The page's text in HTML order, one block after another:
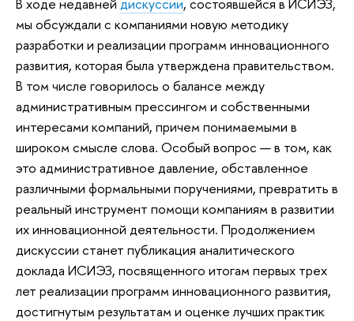
мы обсуждали с компаниями новую методику
разработки и реализации программ инновационного
развития, которая была утверждена правительством.
В том числе говорилось о балансе между
административным прессингом и собственными
интересами компаний, причем понимаемыми в
широком смысле слова. Особый вопрос — в том, как
это административное давление, обставленное
различными формальными поручениями, превратить в
реальный инструмент помощи компаниям в развитии
их инновационной деятельности. Продолжением
дискуссии станет публикация аналитического
доклада ИСИЭЗ, посвященного итогам первых трех
лет реализации программ инновационного развития,
достигнутым результатам и оценке лучших практик